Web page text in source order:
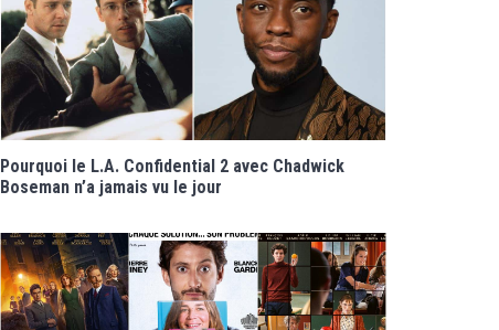
Pourquoi le L.A. Confidential 2 avec Chadwick
Boseman n’a jamais vu le jour